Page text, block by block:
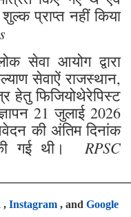
प्राप्त नहीं किया
सेवा आयोग द्वारा
सेवाऐं राजस्थान,
हेतु फिजियोथेरेपिस्ट
21 जुलाई 2026
की अंतिम दिनांक
की गई थी। RPSC
, Instagram, and Google